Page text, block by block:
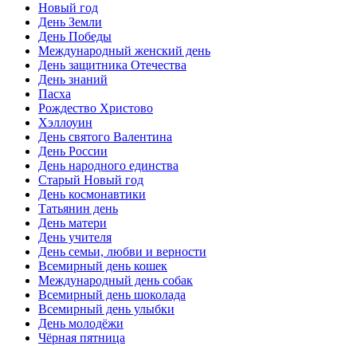
Новый год
День Земли
День Победы
Международный женский день
День защитника Отечества
День знаний
Пасха
Рождество Христово
Хэллоуин
День святого Валентина
День России
День народного единства
Старый Новый год
День космонавтики
Татьянин день
День матери
День учителя
День семьи, любви и верности
Всемирный день кошек
Международный день собак
Всемирный день шоколада
Всемирный день улыбки
День молодёжи
Чёрная пятница